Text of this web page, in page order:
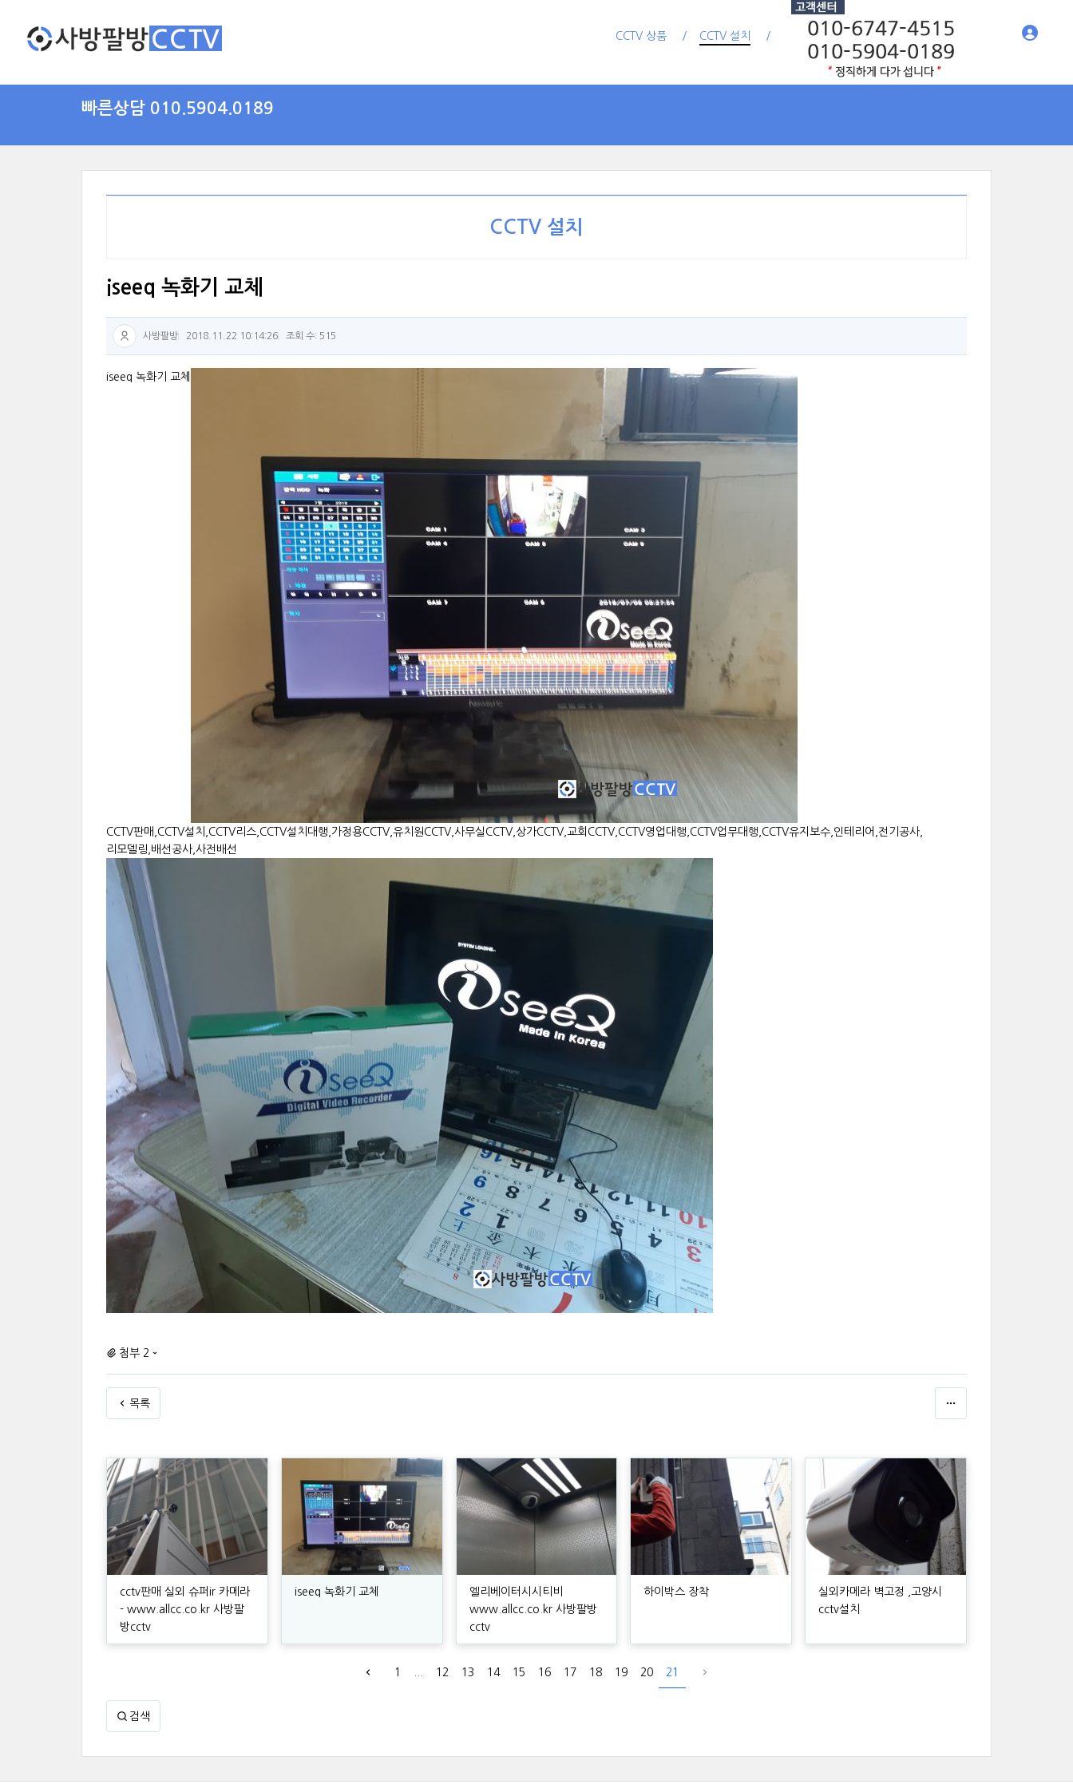
CCTV 상품 CCTV 설치
빠른상담 010.5904.0189
CCTV 설치
iseeq 녹화기 교체
사방팔방 2018.11.22 10:14:26 조회 수: 515
iseeq 녹화기 교체
CCTV판매,CCTV설치,CCTV리스,CCTV설치대행,가정용CCTV,유치원CCTV,사무실CCTV,상가CCTV,교회CCTV,CCTV영업대행,CCTV업무대행,CCTV유지보수,인테리어,전기공사,
리모델링,배선공사,사전배선
첨부 2
목록
cctv판매 실외 슈퍼ir 카메라
- www.allcc.co.kr 사방팔
방cctv
iseeq 녹화기 교체
엘리베이터시시티비
www.allcc.co.kr 사방팔방
cctv
하이박스 장착
실외카메라 벽고정 ,고양시
cctv설치
1 12 13 14 15 16 17 18 19 20 21
검색